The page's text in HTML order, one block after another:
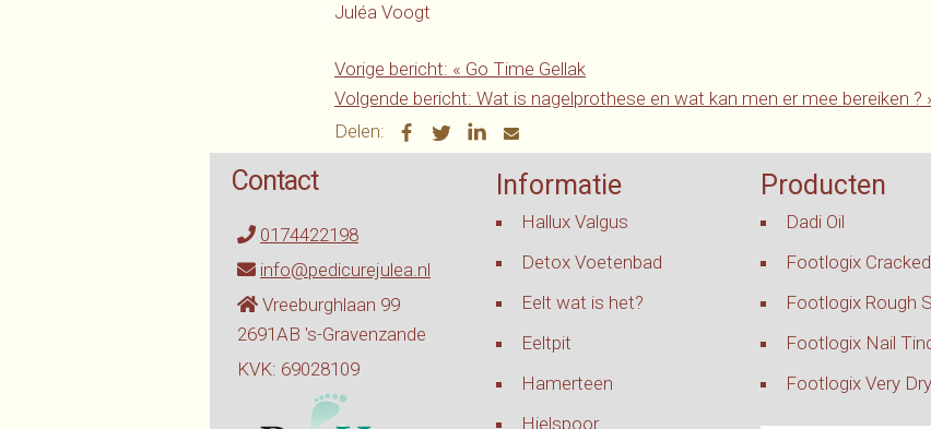
Juléa Voogt
Vorige bericht: « Go Time Gellak
Volgende bericht: Wat is nagelprothese en wat kan men er mee bereiken ?
Delen:
Contact
0174422198
info@pedicurejulea.nl
Vreeburghlaan 99
2691AB 's-Gravenzande
KVK: 69028109
Informatie
Hallux Valgus
Detox Voetenbad
Eelt wat is het?
Eeltpit
Hamerteen
Hielspoor
Producten
Dadi Oil
Footlogix
Footlogix Rough
Footlogix Nail
Footlogix Very